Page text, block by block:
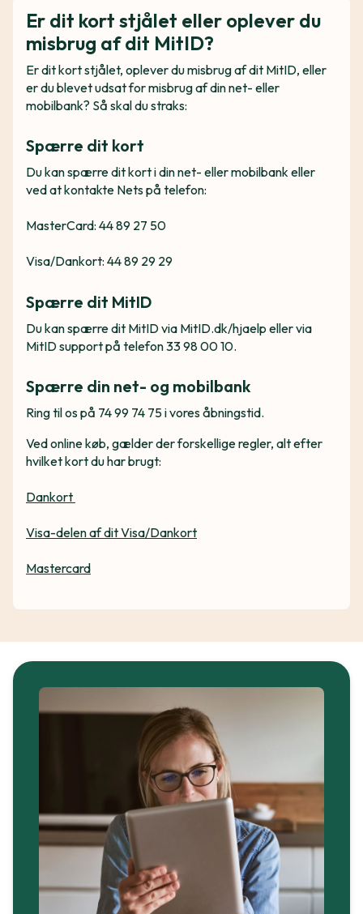
Er dit kort stjålet eller oplever du
misbrug af dit MitID?
Er dit kort stjålet, oplever du misbrug af dit MitID, eller
er du blevet udsat for misbrug af din net- eller
mobilbank? Så skal du straks:
Spærre dit kort
Du kan spærre dit kort i din net- eller mobilbank eller
ved at kontakte Nets på telefon:
MasterCard: 44 89 27 50
Visa/Dankort: 44 89 29 29
Spærre dit MitID
Du kan spærre dit MitID via MitID.dk/hjaelp eller via
MitID support på telefon 33 98 00 10.
Spærre din net- og mobilbank
Ring til os på 74 99 74 75 i vores åbningstid.
Ved online køb, gælder der forskellige regler, alt efter
hvilket kort du har brugt:
Dankort
Visa-delen af dit Visa/Dankort
Mastercard